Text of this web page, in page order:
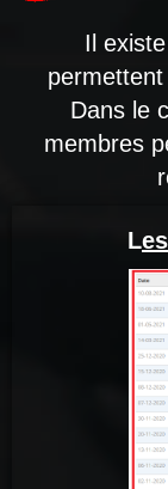
Il
Dans le
membres
L